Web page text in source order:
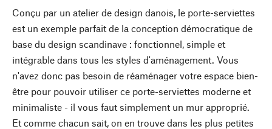
Conçu par un atelier de design danois, le porte-serviettes
est un exemple parfait de la conception démocratique de
base du design scandinave : fonctionnel, simple et
intégrable dans tous les styles d'aménagement. Vous
n'avez donc pas besoin de réaménager votre espace bien-
être pour pouvoir utiliser ce porte-serviettes moderne et
minimaliste - il vous faut simplement un mur approprié.
Et comme chacun sait, on en trouve dans les plus petites